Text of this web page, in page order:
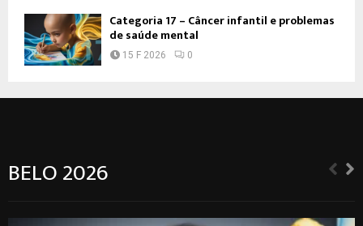
Categoria 17 – Câncer infantil e problemas
de saúde mental
15 F 2026 0
BELO 2026